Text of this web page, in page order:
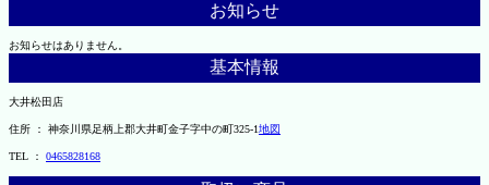
お知らせ
お知らせはありません。
基本情報
大井松田店
住所 ： 神奈川県足柄上郡大井町金子字中の町325-1地図
TEL ： 0465828168